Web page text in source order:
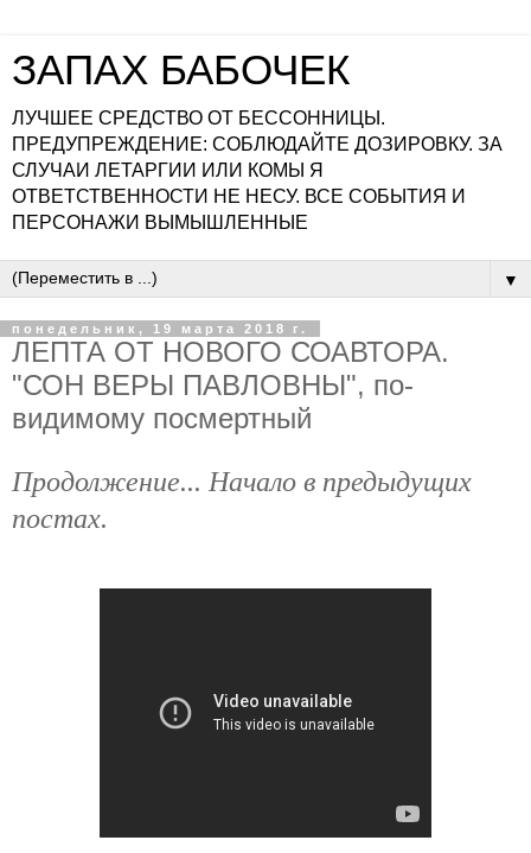
ЗАПАХ БАБОЧЕК
ЛУЧШЕЕ СРЕДСТВО ОТ БЕССОННИЦЫ.
ПРЕДУПРЕЖДЕНИЕ: СОБЛЮДАЙТЕ ДОЗИРОВКУ. ЗА
СЛУЧАИ ЛЕТАРГИИ ИЛИ КОМЫ Я
ОТВЕТСТВЕННОСТИ НЕ НЕСУ. ВСЕ СОБЫТИЯ И
ПЕРСОНАЖИ ВЫМЫШЛЕННЫЕ
▼
понедельник, 19 марта 2018 г.
ЛЕПТА ОТ НОВОГО СОАВТОРА.
"СОН ВЕРЫ ПАВЛОВНЫ", по-
видимому посмертный
Продолжение... Начало в предыдущих
постах.